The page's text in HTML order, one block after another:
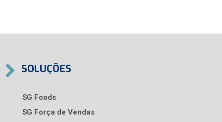
SOLUÇÕES
SG Foods
SG Força de Vendas